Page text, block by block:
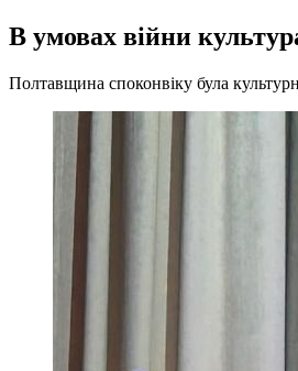
В умовах війни
Полтавщина споконвіку була